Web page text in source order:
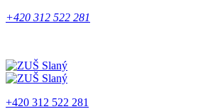
+420 312 522 281
+420 312 522 281